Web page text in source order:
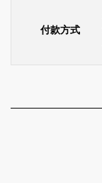
付款方式